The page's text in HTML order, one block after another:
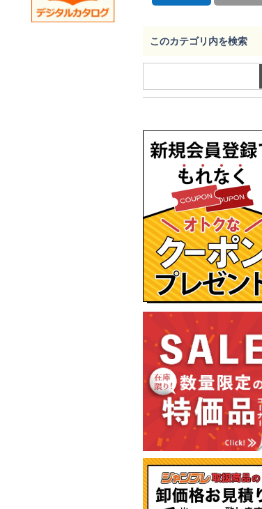
このカテゴリ内を検索